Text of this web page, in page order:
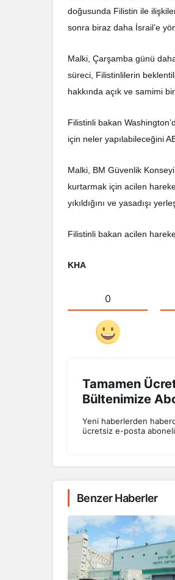
doğusunda Filistin ile
sonra biraz daha İsrail’e
Malki, Çarşamba günü
süreci, Filistinlilerin
hakkında açık ve samimi
Filistinli bakan
için neler yapılabileceğini
Malki, BM Güvenlik
kurtarmak için acilen
yıkıldığını ve yasadışı
Filistinli bakan acilen
KHA
0
Tamamen
Bültenimize
Yeni haberlerden
ücretsiz e-posta
Benzer Haberler